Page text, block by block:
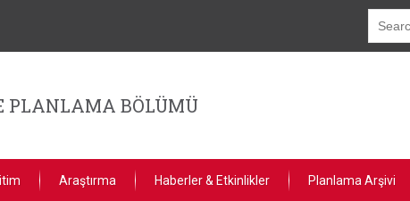
PLANLAMA BÖLÜMÜ
Araştırma Haberler & Etkinlikler Planlama Arşivi